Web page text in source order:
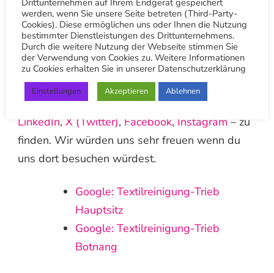
Flecken zu schicken und somit kostenlos einen
Rat oder Kostenvoranschlag einzuholen.
Social Media
Übrigens wir sind aufYoutube,Pinterest
LinkedIn, X (Twitter), Facebook, Instagram – zu
finden. Wir würden uns sehr freuen wenn du
uns dort besuchen würdest.
Google: Textilreinigung-Trieb
Hauptsitz
Google: Textilreinigung-Trieb
Botnang
werden, wenn Sie unsere Seite betreten (Third-Party-
Cookies). Diese ermöglichen uns oder Ihnen die Nutzung
bestimmter Dienstleistungen des Drittunternehmens.
Durch die weitere Nutzung der Webseite stimmen Sie
der Verwendung von Cookies zu. Weitere Informationen
zu Cookies erhalten Sie in unserer Datenschutzerklärung
Einstellungen Akzeptieren Ablehnen